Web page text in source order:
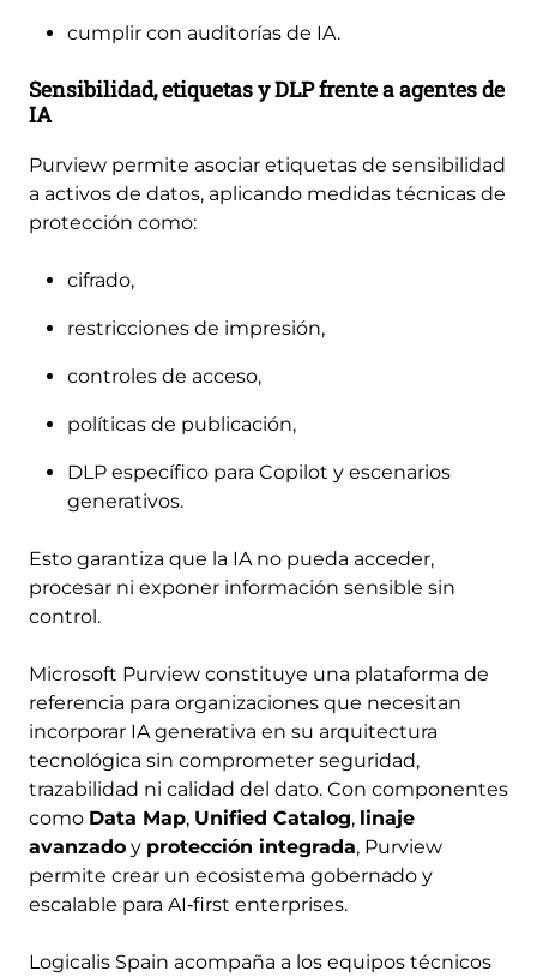
cumplir con auditorías de IA.
Sensibilidad, etiquetas y DLP frente a agentes de
IA
Purview permite asociar etiquetas de sensibilidad
a activos de datos, aplicando medidas técnicas de
protección como:
cifrado,
restricciones de impresión,
controles de acceso,
políticas de publicación,
DLP específico para Copilot y escenarios
generativos.
Esto garantiza que la IA no pueda acceder,
procesar ni exponer información sensible sin
control.
Microsoft Purview constituye una plataforma de
referencia para organizaciones que necesitan
incorporar IA generativa en su arquitectura
tecnológica sin comprometer seguridad,
trazabilidad ni calidad del dato. Con componentes
como Data Map, Unified Catalog, linaje
avanzado y protección integrada, Purview
permite crear un ecosistema gobernado y
escalable para AI‑first enterprises.
Logicalis Spain acompaña a los equipos técnicos